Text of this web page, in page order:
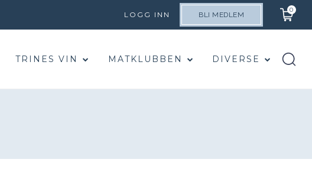
LOGG INN BLI MEDLEM
0
TRINES VIN MATKLUBBEN DIVERSE